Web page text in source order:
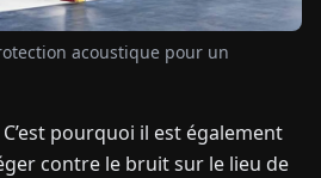
acoustique pour un
pourquoi il est également
contre le bruit sur le lieu de